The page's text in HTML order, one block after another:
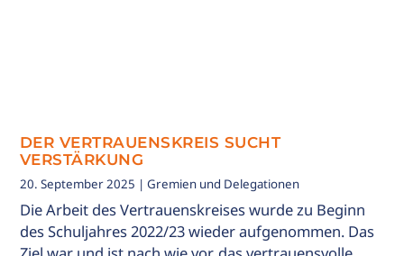
DER VERTRAUENSKREIS SUCHT
VERSTÄRKUNG
20. September 2025 | Gremien und Delegationen
Die Arbeit des Vertrauenskreises wurde zu Beginn
des Schuljahres 2022/23 wieder aufgenommen. Das